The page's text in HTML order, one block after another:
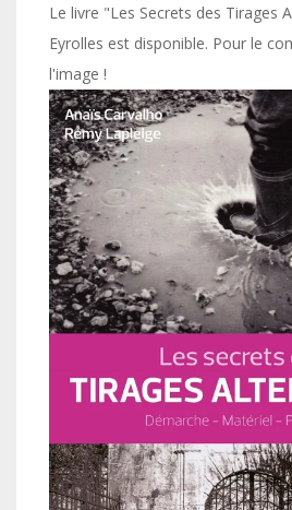
Le livre "Les Secrets des Tirages
Eyrolles est disponible. Pour le
l'image !